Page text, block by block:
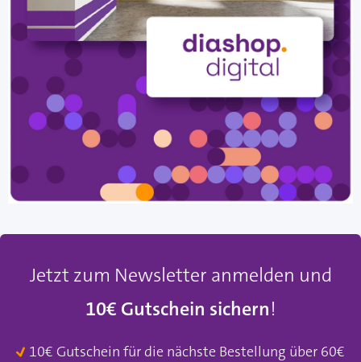
Jetzt zum Newsletter anmelden und
10€ Gutschein sichern!
10€ Gutschein für die nächste Bestellung über 60€